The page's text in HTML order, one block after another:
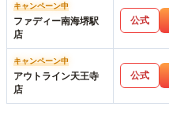
キャンペーン中
ファディー南海堺駅
店
公式
キャンペーン中
アウトライン天王寺
店
公式